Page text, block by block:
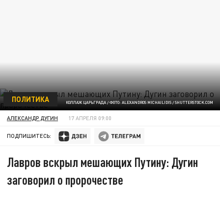
КОЛЛАЖ ЦАРЬГРАДА / ФОТО: ALEXANDROS MICHAILIDIS / SHUTTERSTOCK.COM
ПОЛИТИКА
АЛЕКСАНДР ДУГИН 17 АПРЕЛЯ 09:00
ПОДПИШИТЕСЬ:
Лавров вскрыл мешающих Путину: Дугин
заговорил о пророчестве